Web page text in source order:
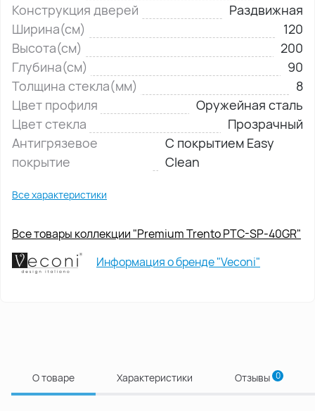
Конструкция дверей
Раздвижная
Ширина(см)
120
Высота(см)
200
Глубина(см)
90
Толщина стекла(мм)
8
Цвет профиля
Оружейная сталь
Цвет стекла
Прозрачный
Антигрязевое
покрытие
С покрытием Easy
Clean
Все характеристики
Все товары коллекции "Premium Trento PTC-SP-40GR"
Информация о бренде "Veconi"
О товаре Характеристики Отзывы 0